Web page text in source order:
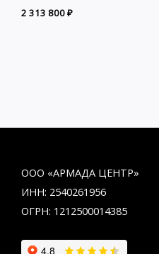
2 313 800₽
ООО «АРМАДА ЦЕНТР»
ИНН: 2540261956
ОГРН: 1212500014385